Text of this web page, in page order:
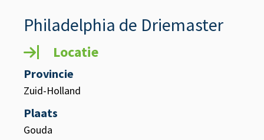
Philadelphia de Driemaster
Locatie
Provincie
Zuid-Holland
Plaats
Gouda